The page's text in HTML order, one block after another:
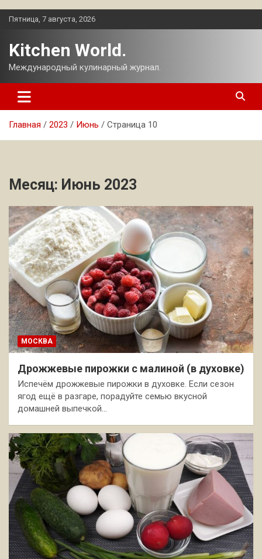
Перейти
Пятница, 7 августа, 2026
Kitchen World.
Международный кулинарный журнал.
Главная 2023 Июнь Страница 10
Месяц: Июнь 2023
МОСКВА
Дрожжевые пирожки с малиной (в духовке)
Испечём дрожжевые пирожки в духовке. Если сезон
ягод ещё в разгаре, порадуйте семью вкусной
домашней выпечкой…